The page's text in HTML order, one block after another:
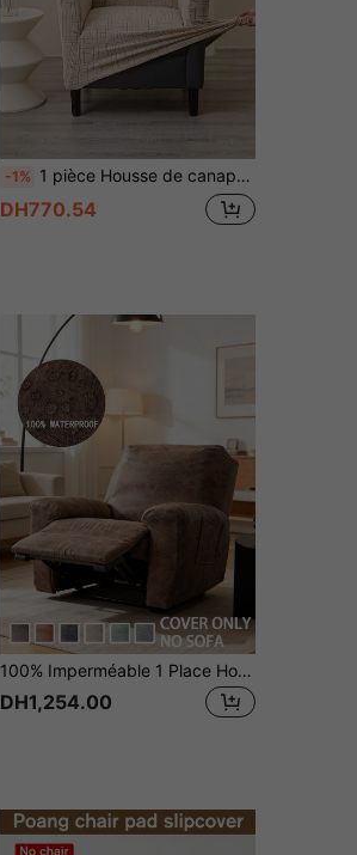
-1% 1 pièce Housse de canapé club jacquard, housse de chaise longue de baignoire de couleur unie élastique, housse de fauteuil, convient pour le bar, l'hôtel
DH770.54
100% Imperméable 1 Place Housse de Fauteuil Inclinable Extensible Housse de Canapé Inclinable pour Canapé Inclinable Fauteuil Relaxant Housses de Meubles
DH1,254.00